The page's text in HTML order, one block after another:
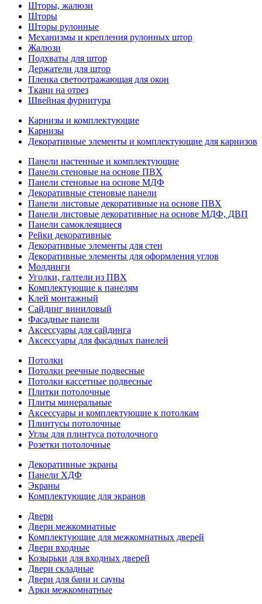
Шторы, жалюзи
Шторы
Шторы рулонные
Механизмы и крепления рулонных штор
Жалюзи
Подхваты для штор
Держатели для штор
Пленка светоотражающая для окон
Ткани на отрез
Швейная фурнитура
Карнизы и комплектующие
Карнизы
Декоративные элементы и комплектующие для карнизов
Панели настенные и комплектующие
Панели стеновые на основе ПВХ
Панели стеновые на основе МДФ
Декоративные стеновые панели
Панели листовые декоративные на основе ПВХ
Панели листовые декоративные на основе МДФ, ДВП
Панели самоклеящиеся
Рейки декоративные
Декоративные элементы для стен
Декоративные элементы для оформления углов
Молдинги
Уголки, галтели из ПВХ
Комплектующие к панелям
Клей монтажный
Сайдинг виниловый
Фасадные панели
Аксессуары для сайдинга
Аксессуары для фасадных панелей
Потолки
Потолки реечные подвесные
Потолки кассетные подвесные
Плитки потолочные
Плиты минеральные
Аксессуары и комплектующие к потолкам
Плинтусы потолочные
Углы для плинтуса потолочного
Розетки потолочные
Декоративные экраны
Панели ХДФ
Экраны
Комплектующие для экранов
Двери
Двери межкомнатные
Комплектующие для межкомнатных дверей
Двери входные
Козырьки для входных дверей
Двери складные
Двери для бани и сауны
Арки межкомнатные